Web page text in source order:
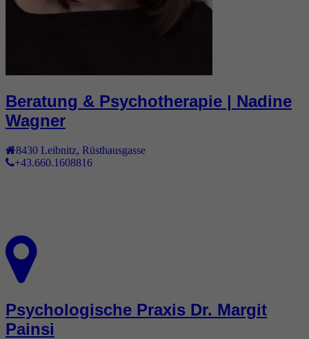
Beratung & Psychotherapie | Nadine
Wagner
8430 Leibnitz Rüsthausgasse
+43.660.1608816
Psychologische Praxis Dr. Margit
Painsi